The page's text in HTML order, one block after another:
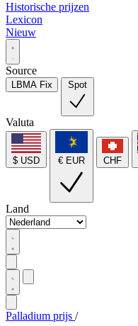
Historische prijzen
Lexicon
Nieuw
Source
LBMA Fix Spot
Valuta
$ USD € EUR CHF
Land
Palladium prijs /